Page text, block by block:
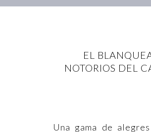
EL
NOTORIOS DEL
Una gama de